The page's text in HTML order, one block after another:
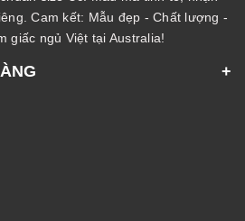
Cam kết: Mẫu đẹp - Chất lượng -
giấc ngủ Việt tại Australia!